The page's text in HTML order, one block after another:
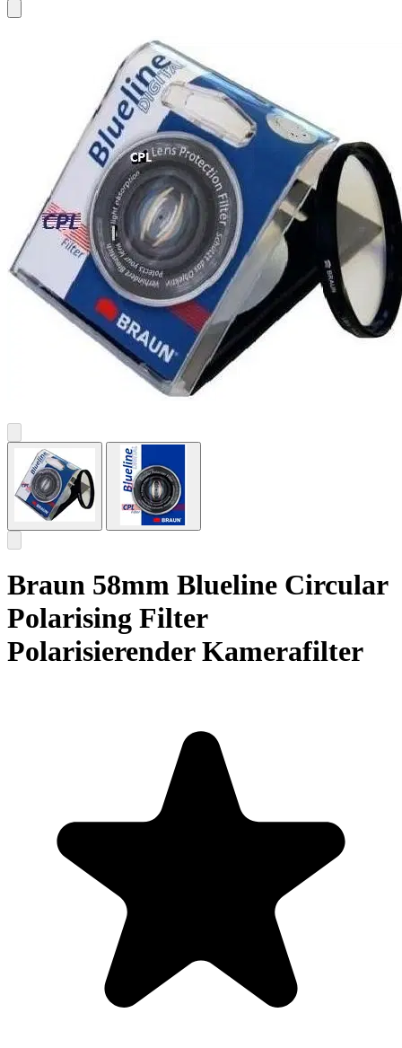
Braun 58mm Blueline Circular
Polarising Filter
Polarisierender Kamerafilter